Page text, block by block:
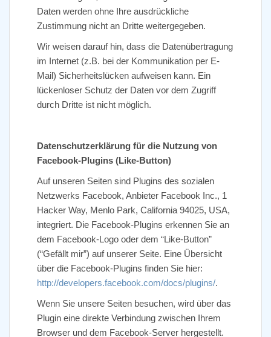
Daten werden ohne Ihre ausdrückliche
Zustimmung nicht an Dritte weitergegeben.
Wir weisen darauf hin, dass die Datenübertragung
im Internet (z.B. bei der Kommunikation per E-
Mail) Sicherheitslücken aufweisen kann. Ein
lückenloser Schutz der Daten vor dem Zugriff
durch Dritte ist nicht möglich.
Datenschutzerklärung für die Nutzung von
Facebook-Plugins (Like-Button)
Auf unseren Seiten sind Plugins des sozialen
Netzwerks Facebook, Anbieter Facebook Inc., 1
Hacker Way, Menlo Park, California 94025, USA,
integriert. Die Facebook-Plugins erkennen Sie an
dem Facebook-Logo oder dem “Like-Button”
(“Gefällt mir”) auf unserer Seite. Eine Übersicht
über die Facebook-Plugins finden Sie hier:
http://developers.facebook.com/docs/plugins/.
Wenn Sie unsere Seiten besuchen, wird über das
Plugin eine direkte Verbindung zwischen Ihrem
Browser und dem Facebook-Server hergestellt.